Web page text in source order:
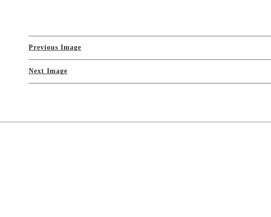
Previous Image
Next Image